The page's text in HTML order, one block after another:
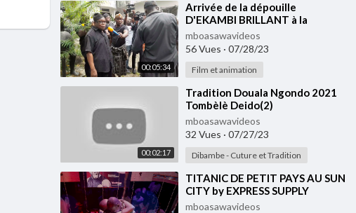
00:05:34
⁣Arrivée de la dépouille
D'EKAMBI BRILLANT à la
Chefferie Akwa. (MUKANDA)
mboasawavideos
56 Vues · 07/28/23
Film et animation
00:02:17
⁣Tradition Douala Ngondo 2021
Tombèlè Deido(2)
mboasawavideos
32 Vues · 07/27/23
Dibambe - Cuture et Tradition
⁣TITANIC DE PETIT PAYS AU SUN
CITY by EXPRESS SUPPLY
EVENTS 11 min
mboasawavideos